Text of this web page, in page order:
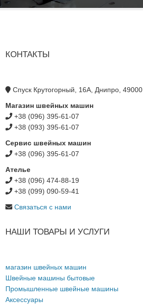
КОНТАКТЫ
Спуск Крутогорный, 16А, Днипро, 49000
Магазин швейных машин
+38 (096) 395-61-07
+38 (093) 395-61-07
Сервис швейных машин
+38 (096) 395-61-07
Ателье
+38 (096) 474-88-19
+38 (099) 090-59-41
Связаться с нами
НАШИ ТОВАРЫ И УСЛУГИ
магазин швейных машин
Швейные машины бытовые
Промышленные швейные машины
Аксессуары